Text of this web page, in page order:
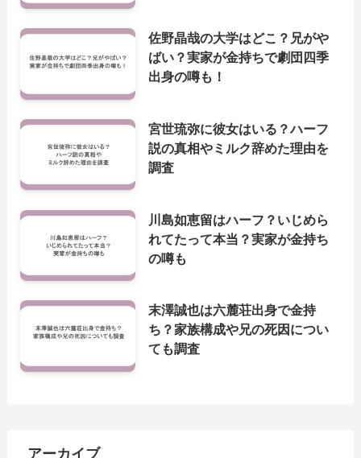
佐野晶哉の大学はどこ？兄がや
ばい？実家が金持ちで劇団四季
出身の噂も！
宮世琉弥に彼女はいる？ハーフ
説の真相やミルク辞めた理由を
調査
川島如恵留はハーフ？いじめら
れてたって本当？実家が金持ち
の噂も
末澤誠也は六麓荘出身で金持
ち？家族構成や兄の死因につい
ても調査
アーカイブ